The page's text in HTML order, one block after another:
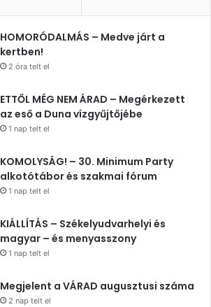
HOMORÓDALMÁS – Medve járt a
kertben!
2 óra telt el
ETTŐL MÉG NEM ÁRAD – Megérkezett
az eső a Duna vízgyűjtőjébe
1 nap telt el
KOMOLYSÁG! – 30. Minimum Party
alkotótábor és szakmai fórum
1 nap telt el
KIÁLLÍTÁS – Székelyudvarhelyi és
magyar – és menyasszony
1 nap telt el
Megjelent a VÁRAD augusztusi száma
2 nap telt el